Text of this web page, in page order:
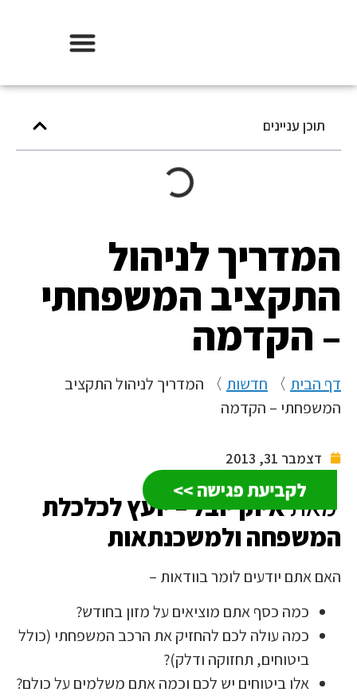
לקביעת פגישה >>
תוכן עניינים
המדריך לניהול
התקציב המשפחתי
– הקדמה
דף הבית〉חדשות〉המדריך לניהול התקציב
המשפחתי – הקדמה
דצמבר 31, 2013
מאתאיתן יובל – יועץ לכלכלת
המשפחה ולמשכנתאות
האם אתם יודעים לומר בוודאות –
כמה כסף אתם מוציאים על מזון בחודש?
כמה עולה לכם להחזיק את הרכב המשפחתי (כולל
ביטוחים, תחזוקה ודלק)?
אלו ביטוחים יש לכם וכמה אתם משלמים על כולם?